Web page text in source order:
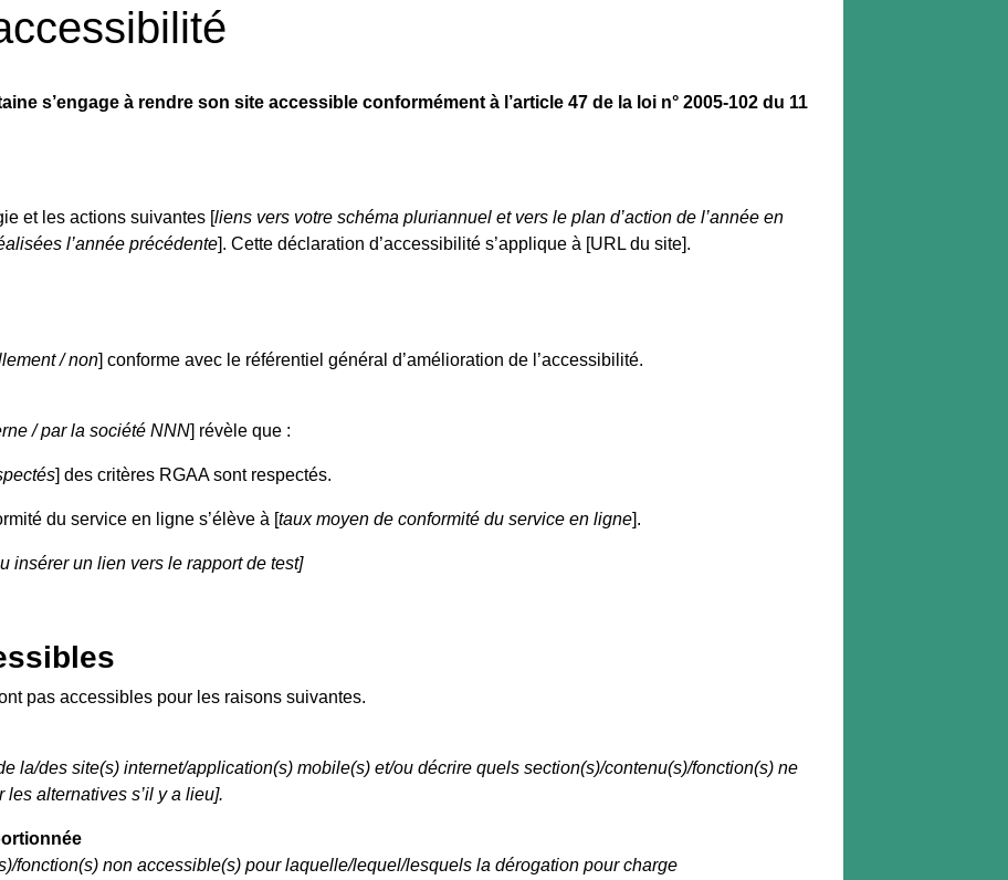
s’engage à rendre son site accessible conformément à l’article 47 de la loi n° 2005-102 du 11
et les actions suivantes [liens vers votre schéma pluriannuel et vers le plan d’action de l’année en
l’année précédente]. Cette déclaration d’accessibilité s’applique à [URL du site].
/ non] conforme avec le référentiel général d’amélioration de l’accessibilité.
/ par la société NNN] révèle que :
] des critères RGAA sont respectés.
du service en ligne s’élève à [taux moyen de conformité du service en ligne].
insérer un lien vers le rapport de test]
pas accessibles pour les raisons suivantes.
la/des site(s) internet/application(s) mobile(s) et/ou décrire quels section(s)/contenu(s)/fonction(s) ne
alternatives s’il y a lieu].
fonction(s) non accessible(s) pour laquelle/lequel/lesquels la dérogation pour charge